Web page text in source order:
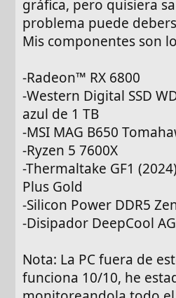
gráfica, pero quisiera
problema puede
Mis componentes son
-Radeon™ RX 6800
-Western Digital SSD
azul de 1 TB
-MSI MAG B650
-Ryzen 5 7600X
-Thermaltake GF1
Plus Gold
-Silicon Power DDR5
-Disipador DeepCool
Nota: La PC fuera de
funciona 10/10, he